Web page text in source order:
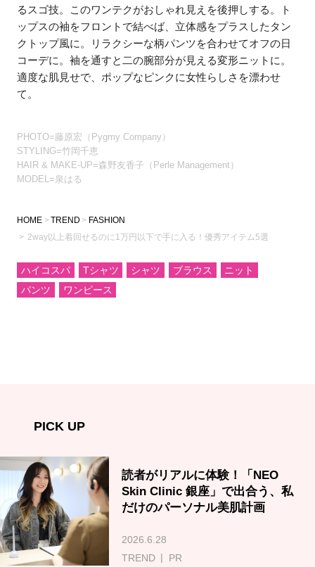
るスゴ技。このワンテクがおしゃれ見えを後押しする。ト
ップスの袖をフロントで結べば、立体感をプラスしたタン
クトップ風に。リラクシーな柄パンツを合わせてオフの日
コーデに。袖を通すと二の腕部分が見える変形ニットに。
適度な肌見せで、ポップなピンクに女性らしさを漂わせ
て。
PHOTO=藤原宏（Pygmy Company）
STYLING=竹岡千恵
HAIR & MAKE-UP=森野友香子（Perle Management）
MODEL=泉はる
HOME TREND
FASHION
2way以上着回せるのに1万円以下で手に入る！優秀アイテム5選
ハイコスパ Tシャツ シャツ ブラウス
ニット
パンツ
ワンピース
PICK UP
読者がリアルに体験！「NEO
Skin Clinic 銀座」で出合う、私
だけのパーソナル美肌計画
2026.6.28
TREND
PR